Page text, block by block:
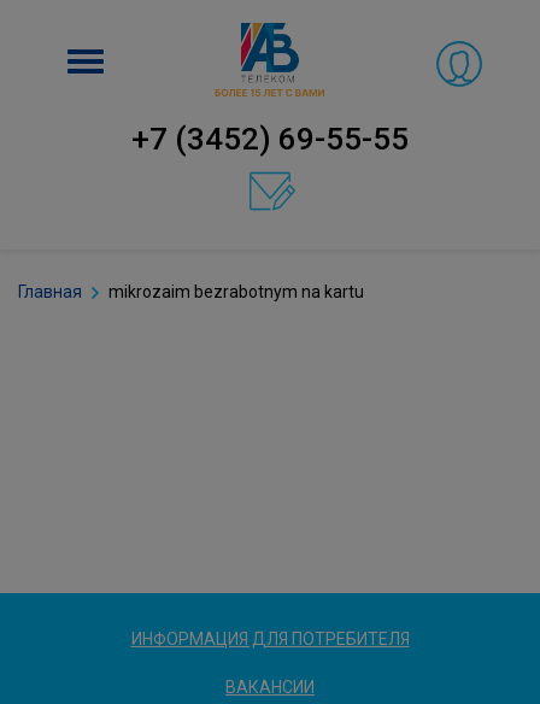
Включить
+7 (3452) 69-55-55
Главная mikrozaim bezrabotnym na kartu
ИНФОРМАЦИЯ ДЛЯ ПОТРЕБИТЕЛЯ
ВАКАНСИИ